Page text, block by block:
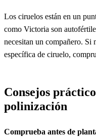
Los ciruelos están en un
como Victoria son
necesitan un compañero. Si
específica de ciruelo,
Consejos
polinización
Comprueba antes de